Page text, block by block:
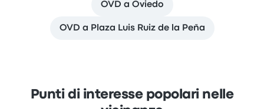
OVD a Oviedo
OVD a Plaza Luis Ruiz de la Peña
Punti di interesse popolari nelle